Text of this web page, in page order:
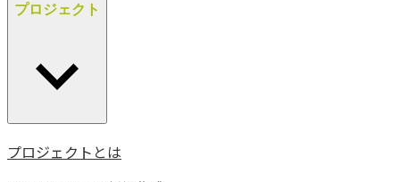
プロジェクト
プロジェクトとは